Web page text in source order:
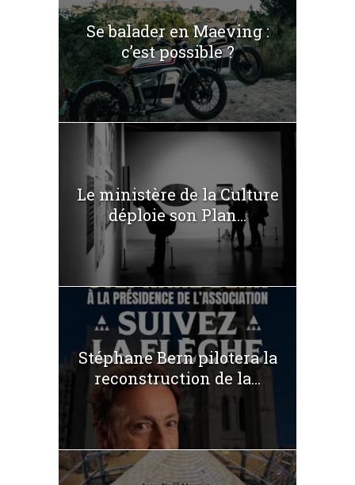
Se balader en Maeving :
c’est possible ?
Le ministère de la Culture
déploie son Plan...
Stéphane Bern pilotera la
reconstruction de la...